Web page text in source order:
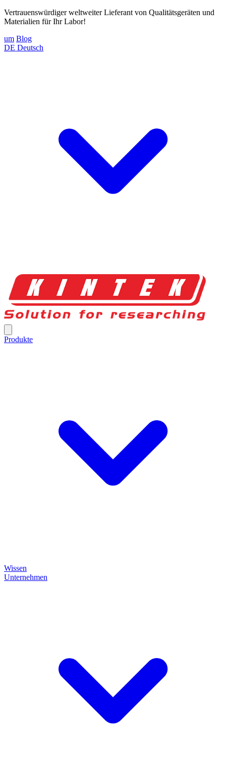
Vertrauenswürdiger weltweiter Lieferant von Qualitätsgeräten und
Materialien für Ihr Labor!
um Blog
DE Deutsch
Produkte
Wissen
Unternehmen